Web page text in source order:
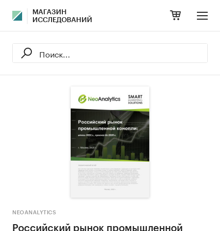
МАГАЗИН
ИССЛЕДОВАНИЙ
NEOANALYTICS
Российский рынок промышленной